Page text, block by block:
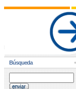
Búsqueda